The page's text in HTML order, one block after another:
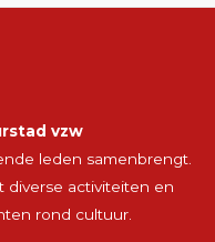
vzw
leden samenbrengt.
diverse activiteiten en
rond cultuur.